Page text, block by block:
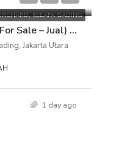
KELAPA GADING
P3KPG-00002072-MT-J (For Sale – Jual) Rumah Grand Orchard Clover, Kelapa Gading, Jakarta Utara
Jakarta Utara
1 day ago